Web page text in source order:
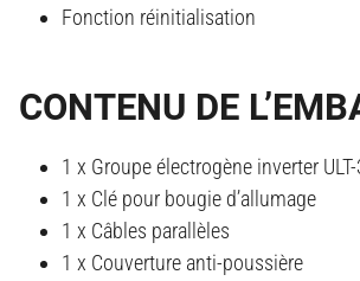
Fonction réinitialisation
CONTENU DE
1 x Groupe électrogène inverter
1 x Clé pour bougie d’allumage
1 x Câbles parallèles
1 x Couverture anti-poussière